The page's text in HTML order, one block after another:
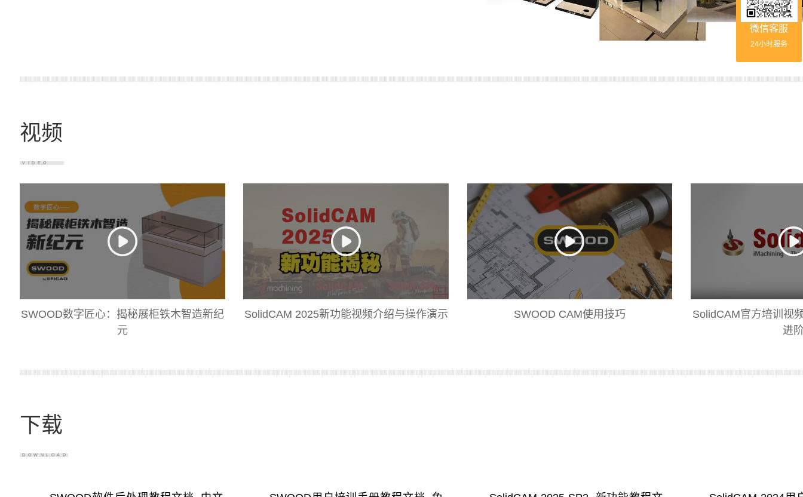
视频
VIDEO
SWOOD数字匠心：揭秘展柜铁木智造新纪
元
SolidCAM 2025新功能视频介绍与操作演示 SWOOD CAM使用技巧
SolidCAM官方培训视
进
下载
DOWNLOAD
微信客服
24小时服务